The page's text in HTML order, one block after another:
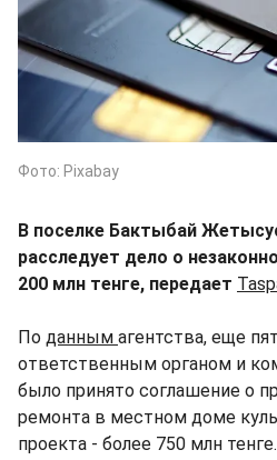
Фото: Pixabay
В поселке Бактыбай
расследует дело о
200 млн тенге, передает
По данным агентства, еще
ответственным органом и
было принято соглашение о
ремонта в местном доме
проекта - более 750 млн тенге.